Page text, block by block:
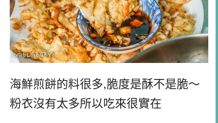
海鮮煎餅的料很多,脆度是酥不是脆～
粉衣沒有太多所以吃來很實在